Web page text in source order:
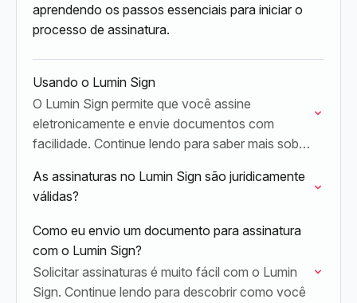
aprendendo os passos essenciais para iniciar o
processo de assinatura.
Usando o Lumin Sign
O Lumin Sign permite que você assine
eletronicamente e envie documentos com
facilidade. Continue lendo para saber mais sobre
encontrar modelos gratuitos
As assinaturas no Lumin Sign são juridicamente
válidas?
Como eu envio um documento para assinatura
com o Lumin Sign?
Solicitar assinaturas é muito fácil com o Lumin
Sign. Continue lendo para descobrir como você